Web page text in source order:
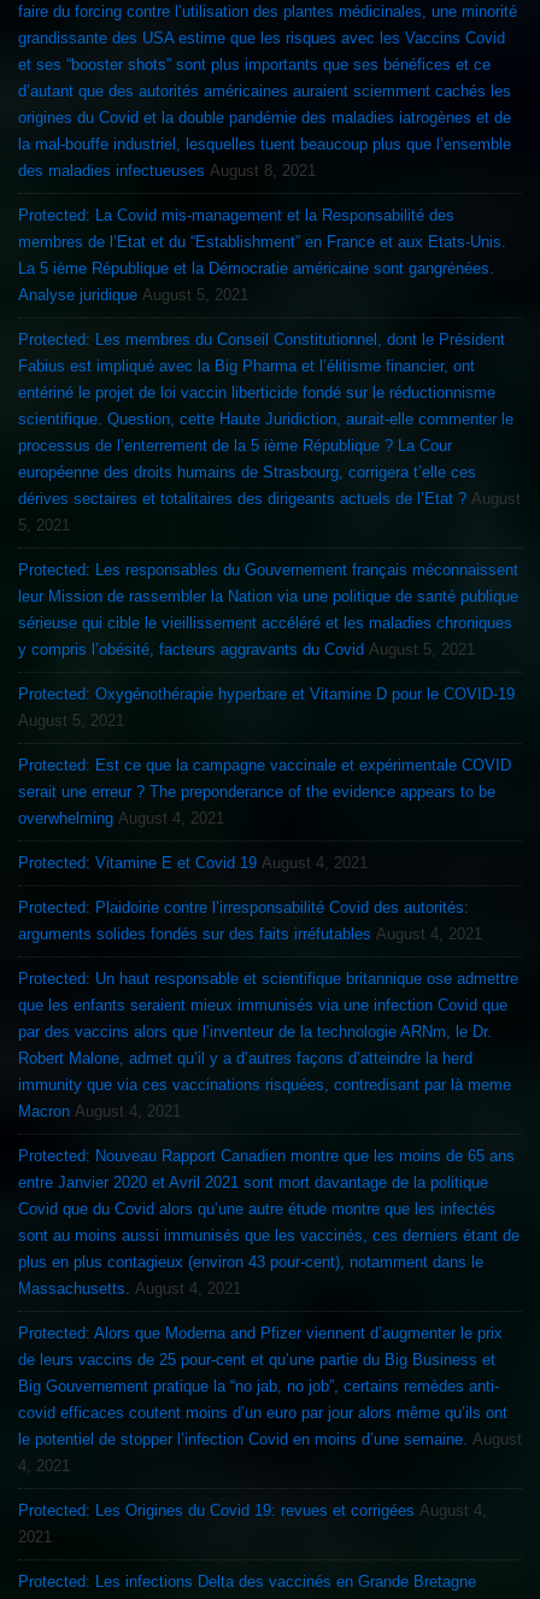
faire du forcing contre l’utilisation des plantes médicinales, une minorité
grandissante des USA estime que les risques avec les Vaccins Covid
et ses “booster shots” sont plus importants que ses bénéfices et ce
d’autant que des autorités américaines auraient sciemment cachés les
origines du Covid et la double pandémie des maladies iatrogènes et de
la mal-bouffe industriel, lesquelles tuent beaucoup plus que l’ensemble
des maladies infectueuses August 8, 2021
Protected: La Covid mis-management et la Responsabilité des
membres de l’Etat et du “Establishment” en France et aux Etats-Unis.
La 5 ième République et la Démocratie américaine sont gangrénées.
Analyse juridique August 5, 2021
Protected: Les membres du Conseil Constitutionnel, dont le Président
Fabius est impliqué avec la Big Pharma et l’élitisme financier, ont
entériné le projet de loi vaccin liberticide fondé sur le réductionnisme
scientifique. Question, cette Haute Juridiction, aurait-elle commenter le
processus de l’enterrement de la 5 ième République ? La Cour
européenne des droits humains de Strasbourg, corrigera t’elle ces
dérives sectaires et totalitaires des dirigeants actuels de l’Etat ? August
5, 2021
Protected: Les responsables du Gouvernement français méconnaissent
leur Mission de rassembler la Nation via une politique de santé publique
sérieuse qui cible le vieillissement accéléré et les maladies chroniques
y compris l’obésité, facteurs aggravants du Covid August 5, 2021
Protected: Oxygénothérapie hyperbare et Vitamine D pour le COVID-19
August 5, 2021
Protected: Est ce que la campagne vaccinale et expérimentale COVID
serait une erreur ? The preponderance of the evidence appears to be
overwhelming August 4, 2021
Protected: Vitamine E et Covid 19 August 4, 2021
Protected: Plaidoirie contre l’irresponsabilité Covid des autorités:
arguments solides fondés sur des faits irréfutables August 4, 2021
Protected: Un haut responsable et scientifique britannique ose admettre
que les enfants seraient mieux immunisés via une infection Covid que
par des vaccins alors que l’inventeur de la technologie ARNm, le Dr.
Robert Malone, admet qu’il y a d’autres façons d’atteindre la herd
immunity que via ces vaccinations risquées, contredisant par là meme
Macron August 4, 2021
Protected: Nouveau Rapport Canadien montre que les moins de 65 ans
entre Janvier 2020 et Avril 2021 sont mort davantage de la politique
Covid que du Covid alors qu’une autre étude montre que les infectés
sont au moins aussi immunisés que les vaccinés, ces derniers étant de
plus en plus contagieux (environ 43 pour-cent), notamment dans le
Massachusetts.
August 4, 2021
Protected: Alors que Moderna and Pfizer viennent d’augmenter le prix
de leurs vaccins de 25 pour-cent et qu’une partie du Big Business et
Big Gouvernement pratique la “no jab, no job”, certains remèdes anti-
covid efficaces coutent moins d’un euro par jour alors même qu’ils ont
le potentiel de stopper l’infection Covid en moins d’une semaine. August
4, 2021
Protected: Les Origines du Covid 19: revues et corrigées August 4,
2021
Protected: Les infections Delta des vaccinés en Grande Bretagne